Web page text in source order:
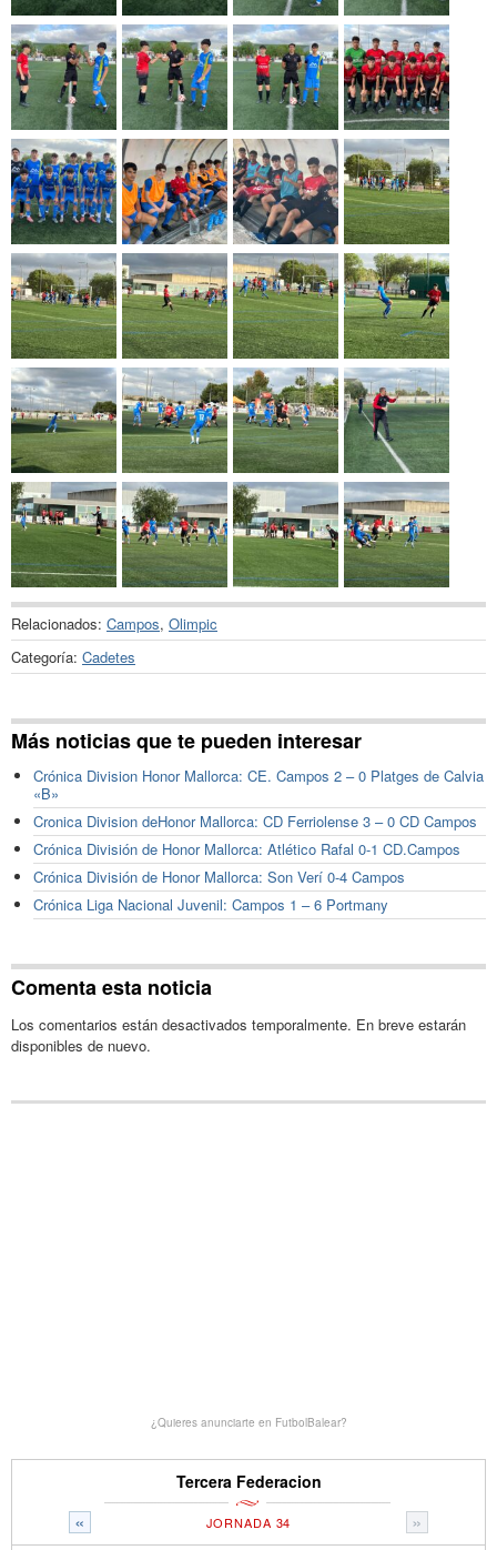
Relacionados: Campos, Olimpic
Categoría: Cadetes
Más noticias que te pueden interesar
Crónica Division Honor Mallorca: CE. Campos 2 – 0 Platges de Calvia
«B»
Cronica Division deHonor Mallorca: CD Ferriolense 3 – 0 CD Campos
Crónica División de Honor Mallorca: Atlético Rafal 0-1 CD.Campos
Crónica División de Honor Mallorca: Son Verí 0-4 Campos
Crónica Liga Nacional Juvenil: Campos 1 – 6 Portmany
Comenta esta noticia
Los comentarios están desactivados temporalmente. En breve estarán
disponibles de nuevo.
¿Quieres anunciarte en FutbolBalear?
Tercera Federacion
« »
JORNADA 34